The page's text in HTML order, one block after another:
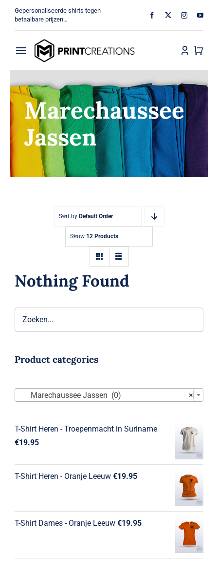
naar
inhoud
Gepersonaliseerde shirts tegen
betaalbare prijzen…
Toggle
Navigation
Militair
Veteraan
Marechaussee
Jassen
Sort by Default Order
Show 12 Products
Nothing Found
Product categories
×
Marechaussee Jassen (0)
T-Shirt Heren - Troepenmacht in Suriname
€19.95
T-Shirt Heren - Oranje Leeuw €19.95
T-Shirt Dames - Oranje Leeuw €19.95